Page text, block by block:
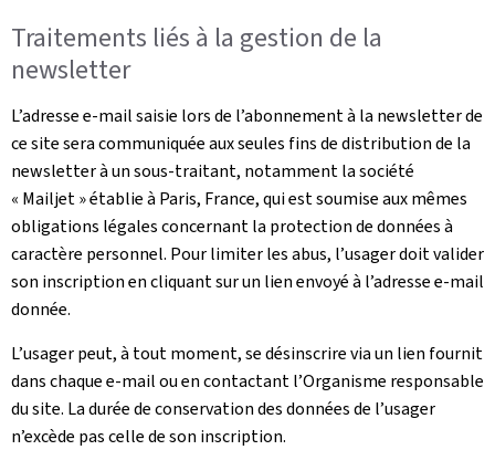
Traitements liés à la gestion de la
newsletter
L’adresse e-mail saisie lors de l’abonnement à la newsletter de
ce site sera communiquée aux seules fins de distribution de la
newsletter à un sous-traitant, notamment la société
« Mailjet » établie à Paris, France, qui est soumise aux mêmes
obligations légales concernant la protection de données à
caractère personnel. Pour limiter les abus, l’usager doit valider
son inscription en cliquant sur un lien envoyé à l’adresse e-mail
donnée.
L’usager peut, à tout moment, se désinscrire via un lien fournit
dans chaque e-mail ou en contactant l’Organisme responsable
du site. La durée de conservation des données de l’usager
n’excède pas celle de son inscription.